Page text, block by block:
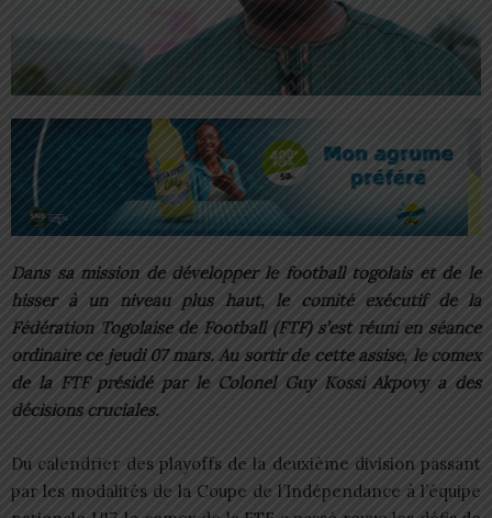
Dans sa mission de développer le football togolais et de le
hisser à un niveau plus haut, le comité exécutif de la
Fédération Togolaise de Football (FTF) s’est réuni en séance
ordinaire ce jeudi 07 mars. Au sortir de cette assise, le comex
de la FTF présidé par le Colonel Guy Kossi Akpovy a des
décisions cruciales.
Du calendrier des playoffs de la deuxième division passant
par les modalités de la Coupe de l’Indépendance à l’équipe